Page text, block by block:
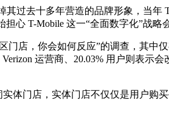
其过去十多年营造的品牌形象，当
心 T-Mobile 这一“全面数字化”战略
门店，你会如何反应”的调查，其
运营商、20.03% 用户则表示
体门店，实体门店不仅仅是用户